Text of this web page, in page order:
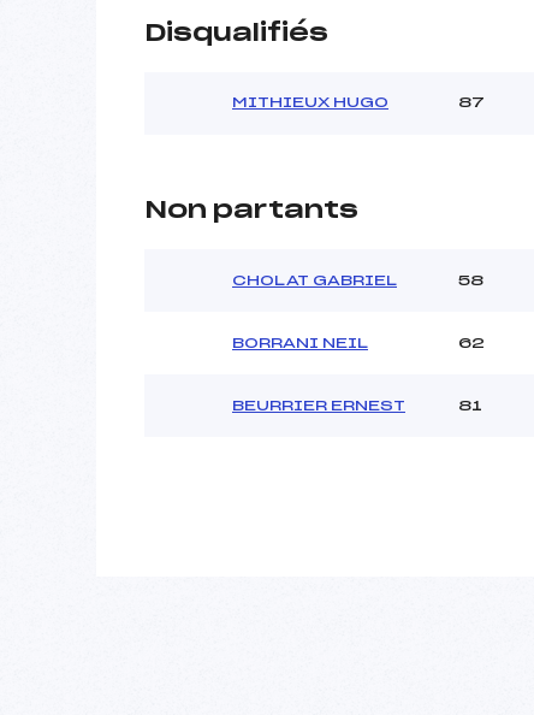
Disqualifiés
MITHIEUX HUGO 87
Non partants
CHOLAT GABRIEL 58
BORRANI NEIL 62
BEURRIER ERNEST 81